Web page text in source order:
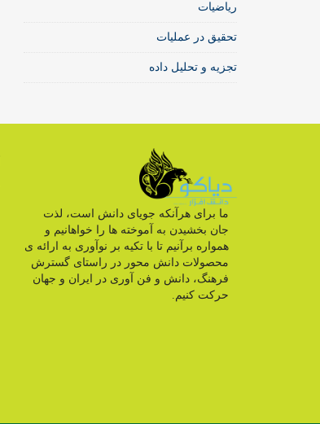
ریاضیات
تحقیق در عملیات
تجزیه و تحلیل داده
ما برای هرآنکه جویای دانش است، لذت
جان بخشیدن به آموخته ها را خواهانیم و
همواره برآنیم تا با تکیه بر نوآوری به ارائه ی
محصولات دانش محور در راستای گسترش
فرهنگ، دانش و فن آوری در ایران و جهان
حرکت کنیم.